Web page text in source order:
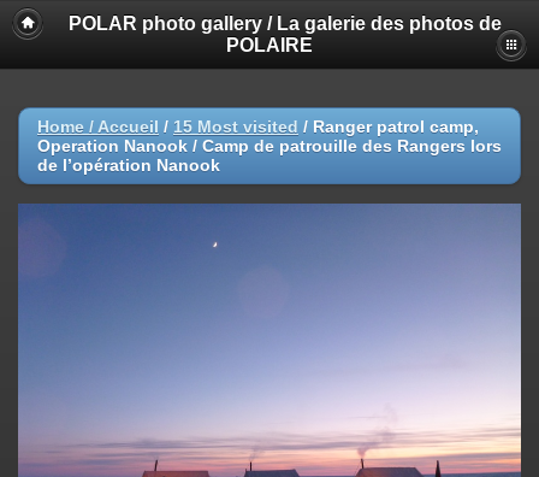
POLAR photo gallery / La galerie des photos de
POLAIRE
Home / Accueil / 15 Most visited / Ranger patrol camp,
Operation Nanook / Camp de patrouille des Rangers lors
de l’opération Nanook